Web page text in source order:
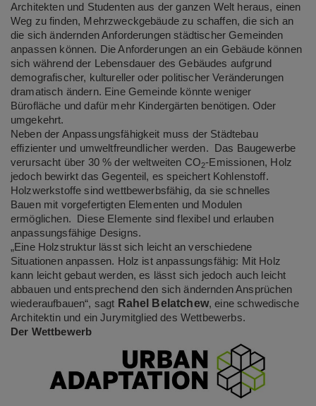
Architekten und Studenten aus der ganzen Welt heraus, einen
Weg zu finden, Mehrzweckgebäude zu schaffen, die sich an
die sich ändernden Anforderungen städtischer Gemeinden
anpassen können. Die Anforderungen an ein Gebäude können
sich während der Lebensdauer des Gebäudes aufgrund
demografischer, kultureller oder politischer Veränderungen
dramatisch ändern. Eine Gemeinde könnte weniger
Bürofläche und dafür mehr Kindergärten benötigen. Oder
umgekehrt.
Neben der Anpassungsfähigkeit muss der Städtebau
effizienter und umweltfreundlicher werden. Das Baugewerbe
verursacht über 30 % der weltweiten CO2-Emissionen, Holz
jedoch bewirkt das Gegenteil, es speichert Kohlenstoff.
Holzwerkstoffe sind wettbewerbsfähig, da sie schnelles
Bauen mit vorgefertigten Elementen und Modulen
ermöglichen. Diese Elemente sind flexibel und erlauben
anpassungsfähige Designs.
„Eine Holzstruktur lässt sich leicht an verschiedene
Situationen anpassen. Holz ist anpassungsfähig: Mit Holz
kann leicht gebaut werden, es lässt sich jedoch auch leicht
abbauen und entsprechend den sich ändernden Ansprüchen
wiederaufbauen“, sagt Rahel Belatchew, eine schwedische
Architektin und ein Jurymitglied des Wettbewerbs.
Der Wettbewerb